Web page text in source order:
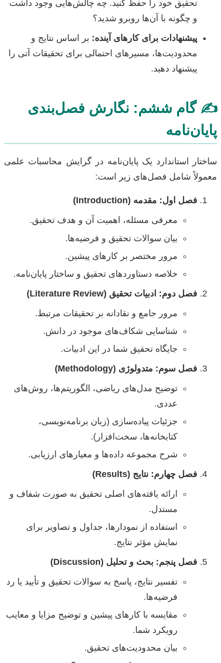
تحقیق خود را حفظ کنید. چه چالش‌هایی وجود داشت
و چگونه با آن‌ها روبرو شدید؟
پیشنهادات برای کارهای آینده: بر اساس نتایج و
محدودیت‌ها، مسیرهای احتمالی برای تحقیقات آتی را
پیشنهاد دهید.
✍️ گام ششم: نگارش فصل‌بندی
پایان‌نامه
ساختار استاندارد یک پایان‌نامه در گرایش محاسبات علمی
معمولاً شامل فصل‌های زیر است:
فصل اول: مقدمه (Introduction)
معرفی مسئله، اهمیت آن و هدف تحقیق.
بیان سوالات تحقیق و فرضیه‌ها.
مرور مختصر بر کارهای پیشین.
خلاصه دستاوردهای تحقیق و ساختار پایان‌نامه.
فصل دوم: ادبیات تحقیق (Literature Review)
مرور جامع و نقادانه بر تحقیقات مرتبط.
شناسایی شکاف‌های موجود در دانش.
جایگاه تحقیق شما در این ادبیات.
فصل سوم: متدولوژی (Methodology)
توضیح مدل‌های ریاضی، الگوریتم‌ها، روش‌های
عددی.
جزئیات پیاده‌سازی (زبان برنامه‌نویسی،
کتابخانه‌ها، سخت‌افزار).
شرح مجموعه داده‌ها و معیارهای ارزیابی.
فصل چهارم: نتایج (Results)
ارائه یافته‌های اصلی تحقیق به صورت شفاف و
مستدل.
استفاده از نمودارها، جداول و تصاویر برای
نمایش مؤثر نتایج.
فصل پنجم: بحث و تحلیل (Discussion)
تفسیر نتایج، پاسخ به سوالات تحقیق و تأیید یا رد
فرضیه‌ها.
مقایسه با کارهای پیشین و توضیح مزایا و معایب
رویکرد شما.
بیان محدودیت‌های تحقیق.